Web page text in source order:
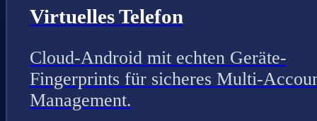
Virtuelles Telefon
Cloud-Android mit echten Geräte-
Fingerprints für sicheres Multi-
Management.